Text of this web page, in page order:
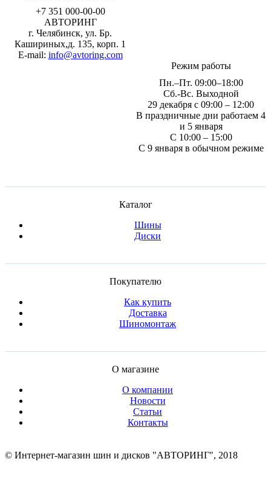
+7 351 000-00-00
АВТОРИНГ
г. Челябинск, ул. Бр.
Кашириных,д. 135, корп. 1
E-mail: info@avtoring.com
Режим работы
Пн.–Пт. 09:00–18:00
Сб.-Вс. Выходной
29 декабря с 09:00 – 12:00
В праздничные дни работаем 4
и 5 января
С 10:00 – 15:00
С 9 января в обычном режиме
Каталог
Шины
Диски
Покупателю
Как купить
Доставка
Шиномонтаж
О магазине
О компании
Новости
Статьи
Контакты
© Интернет-магазин шин и дисков "АВТОРИНГ", 2018